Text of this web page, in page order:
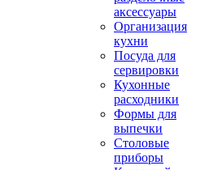
аксессуары
Организация
кухни
Посуда для
сервировки
Кухонные
расходники
Формы для
выпечки
Столовые
приборы